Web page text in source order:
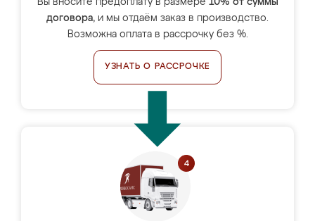
Вы вносите предоплату в размере 10% от суммы
договора, и мы отдаём заказ в производство.
Возможна оплата в рассрочку без %.
УЗНАТЬ О РАССРОЧКЕ